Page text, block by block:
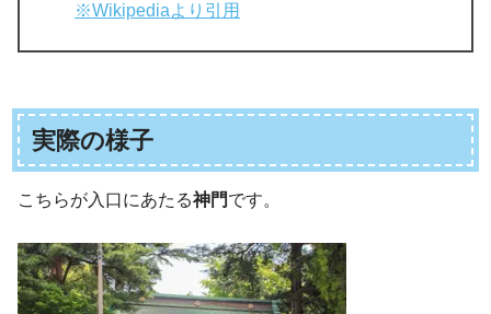
※Wikipediaより引用
実際の様子
こちらが入口にあたる神門です。